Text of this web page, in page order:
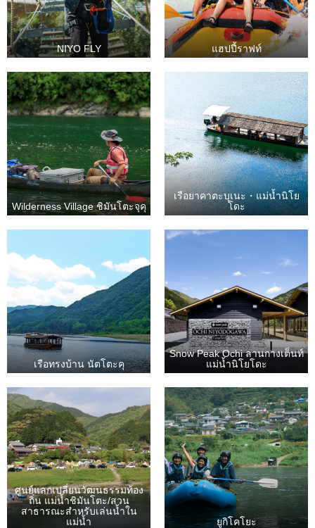
NIYO FLY แฮปปี้ราฟท์
Wilderness Village ชิมันโตะจุคุ
เรือยาคาตะบุเนะ・แม่น้ำนิโย
โดะ
เรือทรงบ้าน นัตโตะคุ
Snow Peak Ochi ลานกางเต็นท์
แม่น้ำนิโยโดะ
ศูนย์แลกเปลี่ยนวัฒนธรรมท้อง
ถิ่น แม่น้ำชิมันโตะ/สวน
สาธารณะสำหรับเล่นน้ำใน
แม่น้ำ
ยูกิโคโยะ